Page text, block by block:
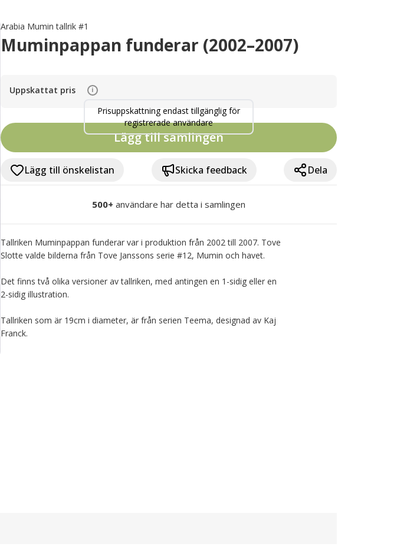
Arabia Mumin tallrik #1
Muminpappan funderar (2002–2007)
Uppskattat pris i
Prisuppskattning endast tillgänglig för
registrerade användare
Lägg till samlingen
Lägg till önskelistan Skicka feedback Dela
500+ användare har detta i samlingen
Tallriken Muminpappan funderar var i produktion från 2002 till 2007. Tove
Slotte valde bilderna från Tove Janssons serie #12, Mumin och havet.
Det finns två olika versioner av tallriken, med antingen en 1-sidig eller en
2-sidig illustration.
Tallriken som är 19cm i diameter, är från serien Teema, designad av Kaj
Franck.